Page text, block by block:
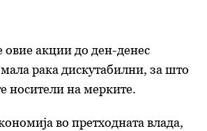
овие акции до ден-денес
рака дискутабилни, за што
носители на мерките.
во претходната влада,